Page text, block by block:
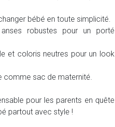
bébé en toute simplicité.
robustes pour un porté
et coloris neutres pour un look
comme sac de maternité.
pour les parents en quête
partout avec style !